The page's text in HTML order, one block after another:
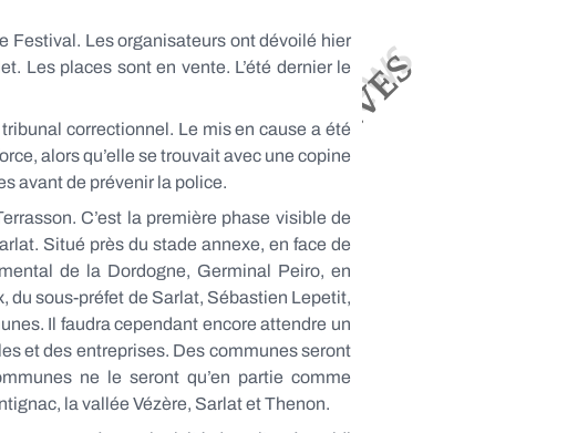
Festival. Les organisateurs ont dévoilé hier
Les places sont en vente. L’été dernier le
correctionnel. Le mis en cause a été
alors qu’elle se trouvait avec une copine
avant de prévenir la police.
C’est la première phase visible de
Situé près du stade annexe, en face de
de la Dordogne, Germinal Peiro, en
du sous-préfet de Sarlat, Sébastien Lepetit,
Il faudra cependant encore attendre un
et des entreprises. Des communes seront
ne le seront qu’en partie comme
la vallée Vézère, Sarlat et Thenon.